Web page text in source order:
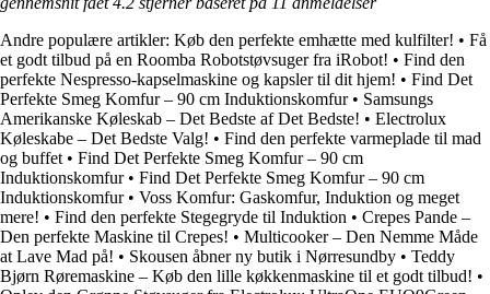
Andre populære artikler: Køb den perfekte emhætte med kulfilter! • Få
et godt tilbud på en Roomba Robotstøvsuger fra iRobot! • Find den
perfekte Nespresso-kapselmaskine og kapsler til dit hjem! • Find Det
Perfekte Smeg Komfur – 90 cm Induktionskomfur• Samsungs
Amerikanske Køleskab – Det Bedste af Det Bedste! • Electrolux
Køleskabe – Det Bedste Valg! • Find den perfekte varmeplade til mad
og buffet • Find Det Perfekte Smeg Komfur – 90 cm
Induktionskomfur• Find Det Perfekte Smeg Komfur – 90 cm
Induktionskomfur• Voss Komfur: Gaskomfur, Induktion og meget
mere! • Find den perfekte Stegegryde til Induktion • Crepes Pande –
Den perfekte Maskine til Crepes! • Multicooker – Den Nemme Måde
at Lave Mad på! • Skousen åbner ny butik i Nørresundby • Teddy
Bjørn Røremaskine – Køb den lille køkkenmaskine til et godt tilbud! •